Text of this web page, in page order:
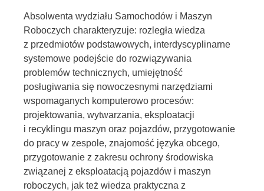
Absolwenta wydziału Samochodów i Maszyn
Roboczych charakteryzuje: rozległa wiedza
z przedmiotów podstawowych, interdyscyplinarne
systemowe podejście do rozwiązywania
problemów technicznych, umiejętność
posługiwania się nowoczesnymi narzędziami
wspomaganych komputerowo procesów:
projektowania, wytwarzania, eksploatacji
i recyklingu maszyn oraz pojazdów, przygotowanie
do pracy w zespole, znajomość języka obcego,
przygotowanie z zakresu ochrony środowiska
związanej z eksploatacją pojazdów i maszyn
roboczych, jak też wiedza praktyczna z